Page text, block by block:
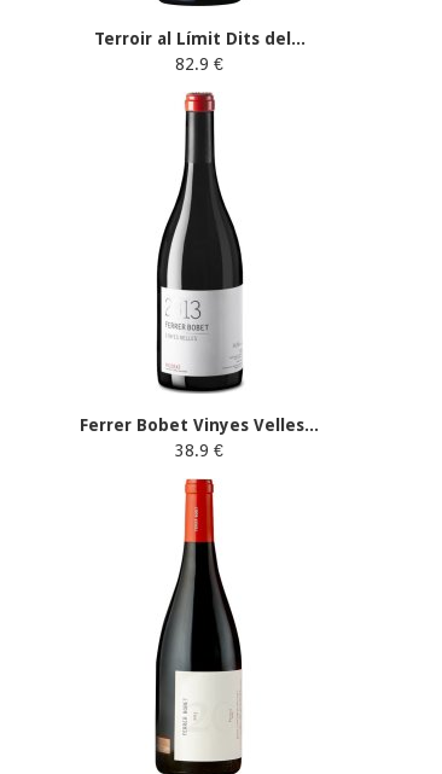
Terroir al Límit Dits del...
82.9 €
Ferrer Bobet Vinyes Velles...
38.9 €